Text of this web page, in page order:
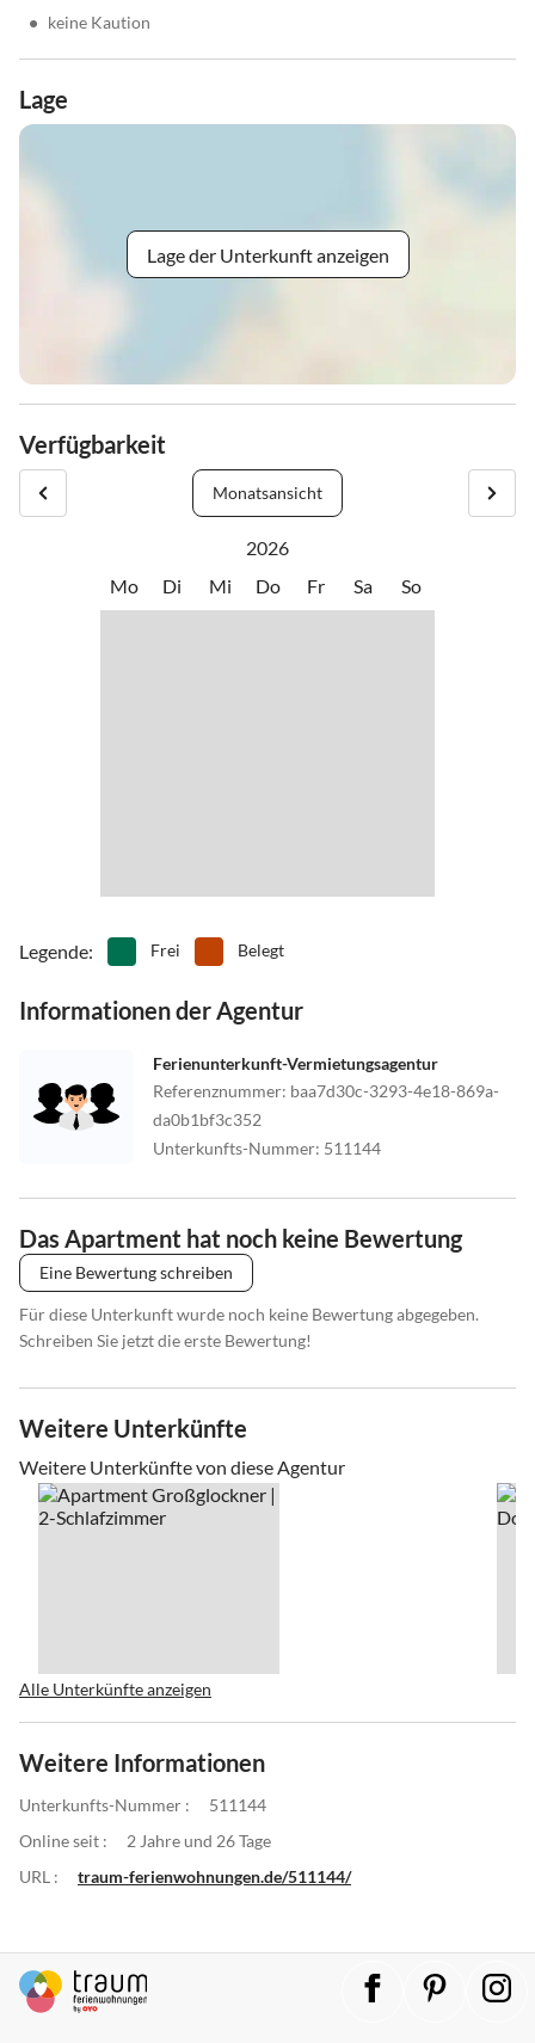
• keine Kaution
Lage
Lage der Unterkunft anzeigen
Verfügbarkeit
Monatsansicht
2026
Mo
Di Mi Do Fr Sa So
Legende: Frei Belegt
Informationen der Agentur
Ferienunterkunft-Vermietungsagentur
Referenznummer: baa7d30c-3293-4e18-869a-
da0b1bf3c352
Unterkunfts-Nummer: 511144
Das Apartment hat noch keine Bewertung
Eine Bewertung schreiben
Für diese Unterkunft wurde noch keine Bewertung abgegeben.
Schreiben Sie jetzt die erste Bewertung!
Weitere Unterkünfte
Weitere Unterkünfte von diese Agentur
Alle Unterkünfte anzeigen
Weitere Informationen
Unterkunfts-Nummer :
511144
Online seit :
2 Jahre und 26 Tage
URL :
traum-ferienwohnungen.de/511144/